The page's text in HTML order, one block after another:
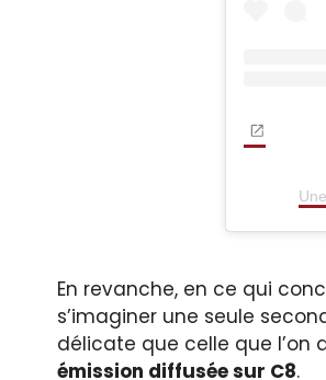
En revanche, en ce qui
s’imaginer une seule
délicate que celle que l’on
émission diffusée sur C8.